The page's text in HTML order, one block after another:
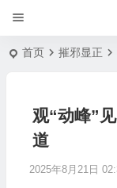
首页 摧邪显正
观“动峰”
道
2025年8月21日